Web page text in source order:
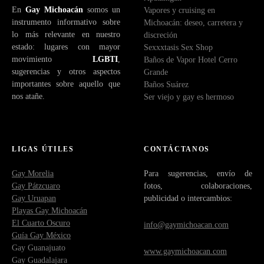
t
r
ó
n
i
c
o
En Gay Michoacán somos un
instrumento informativo sobre
lo más relevante en nuestro
estado: lugares con mayor
movimiento LGBTI
sugerencias y otros aspectos
importantes sobre aquello que
nos atañe.
Vapores y cruising en
Michoacán: deseo, carretera y
discreción
Sexxxtasis Sex Shop
Baños de Vapor Hotel Cerro
Grande
Baños Suárez
Ser viejo y gay es hermoso
LIGAS ÚTILES
Gay Morelia
Gay Pátzcuaro
Gay Uruapan
Playas Gay Michoacán
El Cuarto Oscuro
Guía Gay México
Gay Guanajuato
Gay Guadalajara
CONTÁCTANOS
Para sugerencias, envío de
fotos, colaboraciones,
publicidad o intercambios:
info@gaymichoacan.com
www.gaymichoacan.com